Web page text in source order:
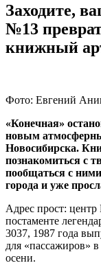
Заходите,
№13
книжный
Фото: Евгений
«Конечная»
новым
Новосибирска.
познакомиться с
пообщаться с
города и уже
Адрес прост:
постаменте
3037, 1987 года
для «пассажиров»
осени.